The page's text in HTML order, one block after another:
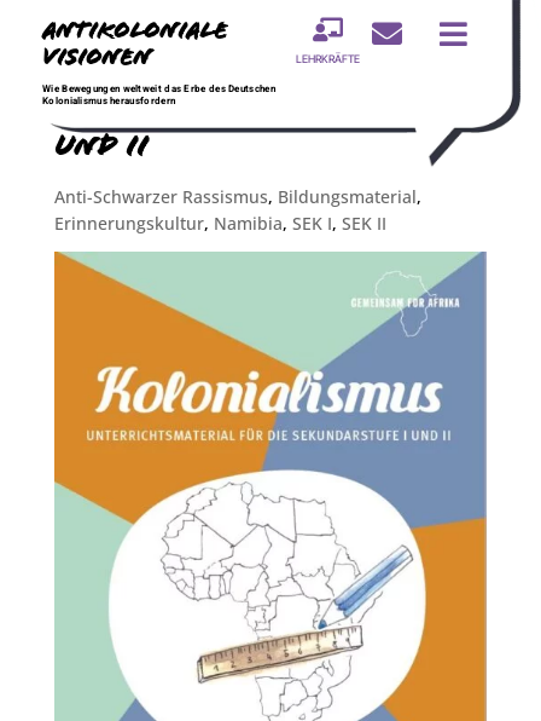
Antikoloniale
Visionen
Wie Bewegungen weltweit das Erbe des Deutschen
Kolonialismus herausfordern

LEHRKRÄFTE
 
Modul Kolonialismus SEK I
und II
Anti-Schwarzer Rassismus, Bildungsmaterial,
Erinnerungskultur, Namibia, SEK I, SEK II